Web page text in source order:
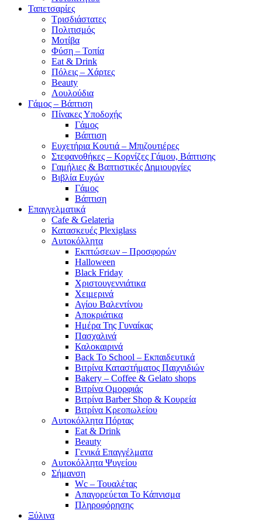
Ταπετσαρίες
Τρισδιάστατες
Πολιτισμός
Μοτίβα
Φύση – Τοπία
Eat & Drink
Πόλεις – Χάρτες
Beauty
Λουλούδια
Γάμος – Βάπτιση
Πίνακες Υποδοχής
Γάμος
Βάπτιση
Ευχετήρια Κουτιά – Μπιζουτιέρες
Στεφανοθήκες – Κορνίζες Γάμου, Βάπτισης
Γαμήλιες & Βαπτιστικές Δημιουργίες
Βιβλία Ευχών
Γάμος
Βάπτιση
Επαγγελματικά
Cafe & Gelateria
Κατασκευές Plexiglass
Αυτοκόλλητα
Εκπτώσεων – Προσφορών
Halloween
Black Friday
Χριστουγεννιάτικα
Χειμερινά
Αγίου Βαλεντίνου
Αποκριάτικα
Ημέρα Της Γυναίκας
Πασχαλινά
Καλοκαιρινά
Back To School – Εκπαιδευτικά
Βιτρίνα Καταστήματος Παιχνιδιών
Bakery – Coffee & Gelato shops
Βιτρίνα Ομορφιάς
Βιτρίνα Barber Shop & Κουρεία
Βιτρίνα Κρεοπωλείου
Αυτοκόλλητα Πόρτας
Eat & Drink
Beauty
Γενικά Επαγγέλματα
Αυτοκόλλητα Ψυγείου
Σήμανση
Wc – Τουαλέτας
Απαγορεύεται Το Κάπνισμα
Πληροφόρησης
Ξύλινα